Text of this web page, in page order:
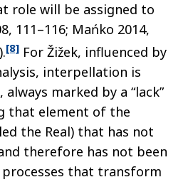
role will be assigned to
111–116; Mańko 2014,
[8] For Žižek, influenced by
interpellation is
marked by a “lack”
that element of the
the Real) that has not
therefore has not been
that transform